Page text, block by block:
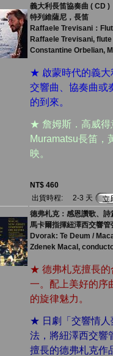
義大利長笛協奏曲 ( CD )
特列維薩尼，長笛
Raffaele Trevisani：
Raffaele Trevisani, flute
Constantine Orbelian,
★ 啟蒙時代的義大
交響曲、協奏曲或
的到來。
★ 詹姆斯．高威得
Muramatsu長笛，
映。
NT$ 460
出貨時程:
2-3 天
德弗札克：感恩讚歌、
馬卡爾指揮紐澤西交響管
Dvorak: Te Deum /
Zdenek Macal,
★ 德弗札克擅長的
一。配上美好的序
的旋律魅力。
★ 日劇「交響情人
法，將紐澤西交響
擅長的德弗札克作